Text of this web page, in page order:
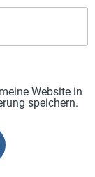
Website in
speichern.